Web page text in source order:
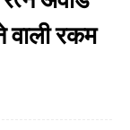
वाली रकम